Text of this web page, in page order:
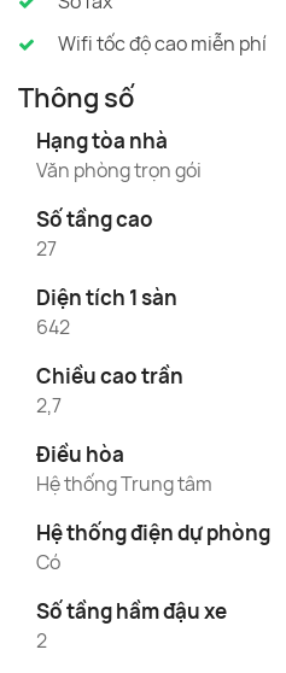
Wifi tốc độ cao miễn phí
Thông số
Hạng tòa nhà
Văn phòng trọn gói
Số tầng cao
27
Diện tích 1 sàn
642
Chiều cao trần
2,7
Điều hòa
Hệ thống Trung tâm
Hệ thống điện dự phòng
Có
Số tầng hầm đậu xe
2